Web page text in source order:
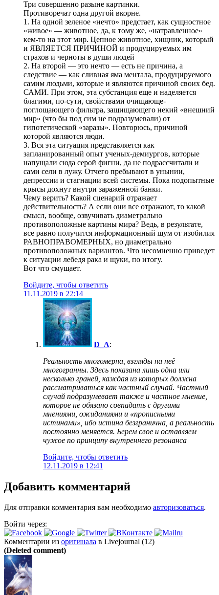
Три совершенно разыне картинки.
Противоречат одна другой вкорне.
1. На одной зеленое «нечто» предстает, как сущностное
«живое» — животное, да, к тому же, «натравленное»
кем-то на этот мир. Цепное животное, хищник, который
и ЯВЛЯЕТСЯ ПРИЧИНОЙ и продуцируемых им
страхов и черноты в души людей
2. На второй — это нечто — есть не причина, а
следствие — как сливная яма ментала, продуцируемого
самим людьми, которые и являются причиной своих бед.
САМИ. При этом, эта субстанция еще и наделяется
благими, по-сути, свойствами очищающе-
поглощающего фильтра, защищающего некий «внешний
мир» (что бы под сим не подразумевали) от
гипотетической «заразы». Повторюсь, причиной
которой являются люди.
3. Вся эта ситуация представляется как
запланированный опыт ученых-демиургов, которые
напущали сюда серой фигни, да не подрассчитали и
сами сели в лужу. Отчего пребывают в унынии,
депрессии и стагнации всей системы. Пока подопытные
крысы дохнут внутри зараженной банки.
Чему верить? Какой сценарий отражает
действительность? А если они все отражают, то какой
смысл, вообще, озвучивать диаметрально
противоположные картины мира? Ведь, в результате,
все равно получится информационный шум от изобилия
РАВНОПРАВОМЕРНЫХ, но диаметрально
противоположных вариантов. Что несомненно приведет
к ситуации лебедя рака и щуки, по итогу.
Вот что смущает.
Войдите, чтобы ответить
11.11.2019 в 22:14
D_A:
Реальность многомерна, взгляды на неё
многогранны. Здесь показана лишь одна или
несколько граней, каждая из которых должна
рассматриваться как частный случай. Частный
случай подразумевает также и частное мнение,
которое не обязано совпадать с другими
мнениями, ожиданиями и «прописными
истинами», ибо истина безгранична, а реальность
постоянно меняется. Берем свое и оставляем
чужое по принципу внутреннего резонанса
Войдите, чтобы ответить
12.11.2019 в 12:41
Добавить комментарий
Для отправки комментария вам необходимо авторизоваться.
Войти через:
Комментарии из оригинала в Livejournal (12)
(Deleted comment)